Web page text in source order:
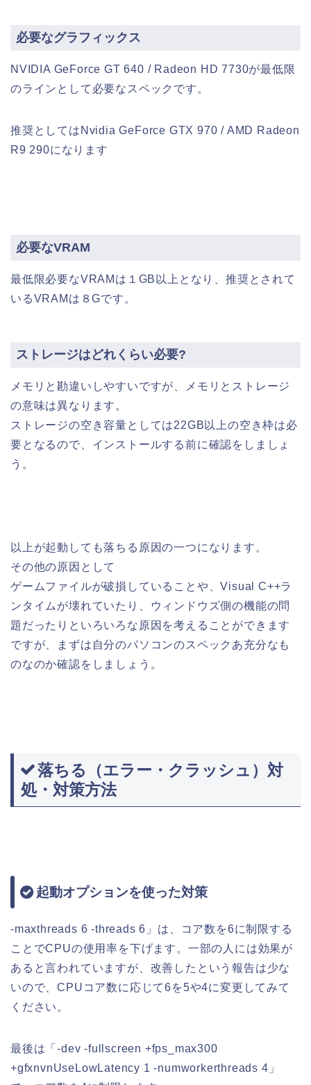
必要なグラフィックス
NVIDIA GeForce GT 640 / Radeon HD 7730が最低限
のラインとして必要なスペックです。
推奨としてはNvidia GeForce GTX 970 / AMD Radeon
R9 290になります
必要なVRAM
最低限必要なVRAMは１GB以上となり、推奨とされて
いるVRAMは８Gです。
ストレージはどれくらい必要?
メモリと勘違いしやすいですが、メモリとストレージ
の意味は異なります。
ストレージの空き容量としては22GB以上の空き枠は必
要となるので、インストールする前に確認をしましょ
う。
以上が起動しても落ちる原因の一つになります。
その他の原因として
ゲームファイルが破損していることや、Visual C++ラ
ンタイムが壊れていたり、ウィンドウズ側の機能の問
題だったりといろいろな原因を考えることができます
ですが、まずは自分のパソコンのスペックあ充分なも
のなのか確認をしましょう。
落ちる（エラー・クラッシュ）対
処・対策方法
起動オプションを使った対策
-maxthreads 6 -threads 6」は、コア数を6に制限する
ことでCPUの使用率を下げます。一部の人には効果が
あると言われていますが、改善したという報告は少な
いので、CPUコア数に応じて6を5や4に変更してみて
ください。
最後は「-dev -fullscreen +fps_max300
+gfxnvnUseLowLatency 1 -numworkerthreads 4」